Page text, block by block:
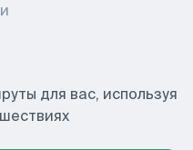
для вас, используя